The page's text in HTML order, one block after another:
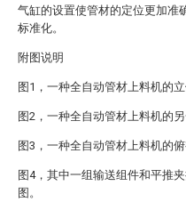
气缸的设置使管材的定位更加准
标准化。
附图说明
图1，一种全自动管材上料机的立
图2，一种全自动管材上料机的
图3，一种全自动管材上料机的俯
图4，其中一组输送组件和平推
图。